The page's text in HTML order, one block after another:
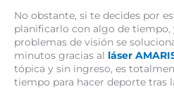
No obstante, si te decides por
planificarlo con algo de tiempo,
problemas de visión se
minutos gracias al láser
tópica y sin ingreso, es
tiempo para hacer deporte tras